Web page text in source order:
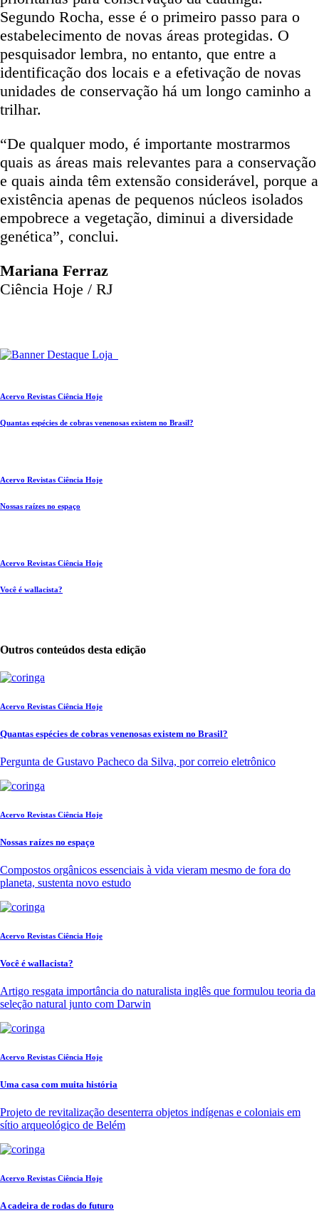
Segundo Rocha, esse é o primeiro passo para o
estabelecimento de novas áreas protegidas. O
pesquisador lembra, no entanto, que entre a
identificação dos locais e a efetivação de novas
unidades de conservação há um longo caminho a
trilhar.
“De qualquer modo, é importante mostrarmos
quais as áreas mais relevantes para a conservação
e quais ainda têm extensão considerável, porque a
existência apenas de pequenos núcleos isolados
empobrece a vegetação, diminui a diversidade
genética”, conclui.
Mariana Ferraz
Ciência Hoje / RJ
Acervo Revistas Ciência Hoje
Quantas espécies de cobras venenosas existem no Brasil?
Acervo Revistas Ciência Hoje
Nossas raízes no espaço
Acervo Revistas Ciência Hoje
Você é wallacista?
Outros conteúdos desta edição
Acervo Revistas Ciência Hoje
Quantas espécies de cobras venenosas existem no Brasil?
Pergunta de Gustavo Pacheco da Silva, por correio eletrônico
Acervo Revistas Ciência Hoje
Nossas raízes no espaço
Compostos orgânicos essenciais à vida vieram mesmo de fora do
planeta, sustenta novo estudo
Acervo Revistas Ciência Hoje
Você é wallacista?
Artigo resgata importância do naturalista inglês que formulou teoria da
seleção natural junto com Darwin
Acervo Revistas Ciência Hoje
Uma casa com muita história
Projeto de revitalização desenterra objetos indígenas e coloniais em
sítio arqueológico de Belém
Acervo Revistas Ciência Hoje
A cadeira de rodas do futuro